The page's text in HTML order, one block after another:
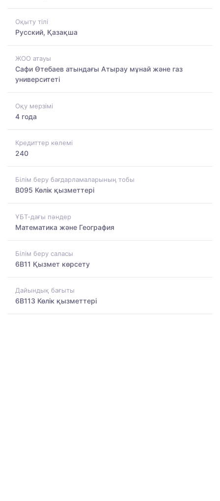
Оқыту тілі
Русский, Қазақша
ЖОО атауы
Сафи Өтебаев атындағы Атырау мұнай және газ
университеті
Оқу мерзімі
4 года
Кредиттер көлемі
240
Білім беру бағдарламаларының тобы
B095 Көлік қызметтері
ҰБТ-дағы пәндер
Математика және География
Білім беру саласы
6B11 Қызмет көрсету
Дайындық бағыты
6B113 Көлік қызметтері